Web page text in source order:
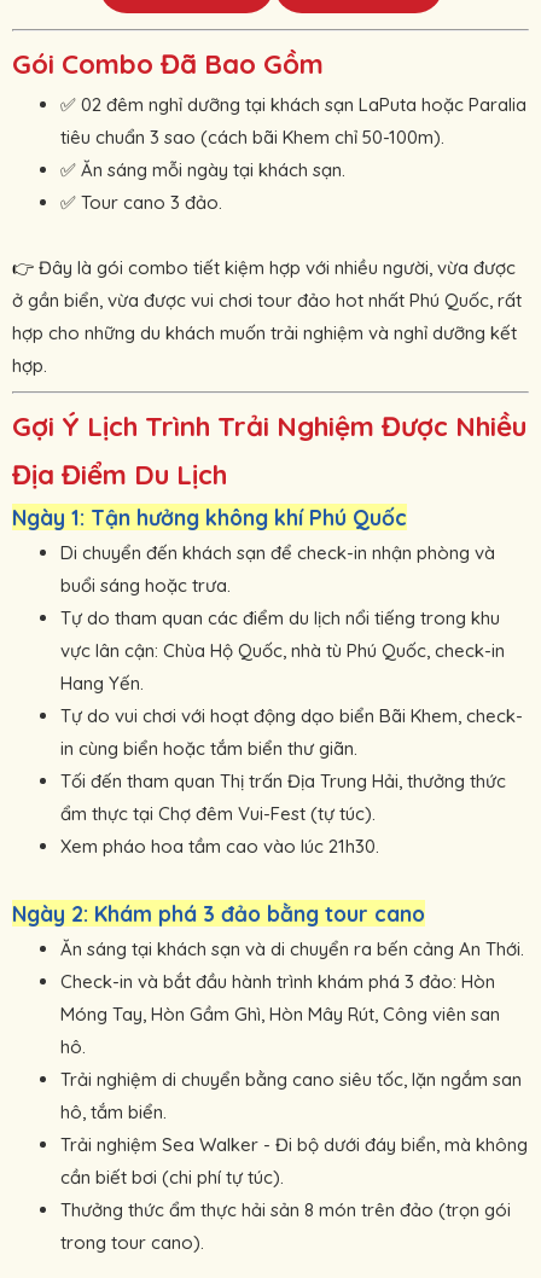
Gói Combo Đã Bao Gồm
✅ 02 đêm nghỉ dưỡng tại khách sạn LaPuta hoặc Paralia
tiêu chuẩn 3 sao (cách bãi Khem chỉ 50-100m).
✅ Ăn sáng mỗi ngày tại khách sạn.
✅ Tour cano 3 đảo.
👉 Đây là gói combo tiết kiệm hợp với nhiều người, vừa được
ở gần biển, vừa được vui chơi tour đảo hot nhất Phú Quốc, rất
hợp cho những du khách muốn trải nghiệm và nghỉ dưỡng kết
hợp.
Gợi Ý Lịch Trình Trải Nghiệm Được Nhiều
Địa Điểm Du Lịch
Ngày 1: Tận hưởng không khí Phú Quốc
Di chuyển đến khách sạn để check-in nhận phòng và
buổi sáng hoặc trưa.
Tự do tham quan các điểm du lịch nổi tiếng trong khu
vực lân cận: Chùa Hộ Quốc, nhà tù Phú Quốc, check-in
Hang Yến.
Tự do vui chơi với hoạt động dạo biển Bãi Khem, check-
in cùng biển hoặc tắm biển thư giãn.
Tối đến tham quan Thị trấn Địa Trung Hải, thưởng thức
ẩm thực tại Chợ đêm Vui-Fest (tự túc).
Xem pháo hoa tầm cao vào lúc 21h30.
Ngày 2: Khám phá 3 đảo bằng tour cano
Ăn sáng tại khách sạn và di chuyển ra bến cảng An Thới.
Check-in và bắt đầu hành trình khám phá 3 đảo: Hòn
Móng Tay, Hòn Gầm Ghì, Hòn Mây Rút, Công viên san
hô.
Trải nghiệm di chuyển bằng cano siêu tốc, lặn ngắm san
hô, tắm biển.
Trải nghiệm Sea Walker - Đi bộ dưới đáy biển, mà không
cần biết bơi (chi phí tự túc).
Thưởng thức ẩm thực hải sản 8 món trên đảo (trọn gói
trong tour cano).